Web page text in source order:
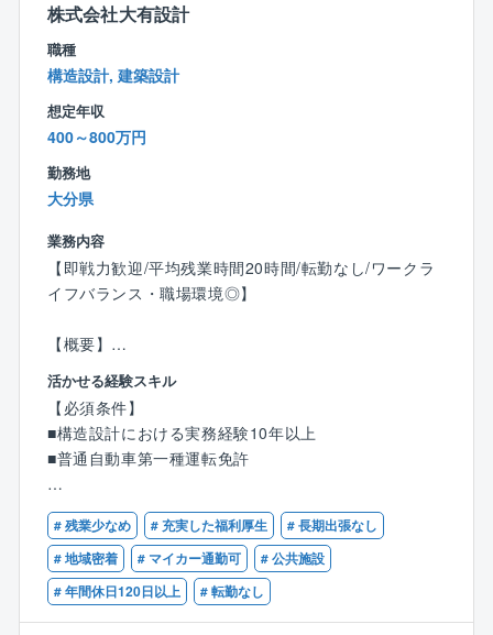
あります。従って、正当に評価される独自の評価制度
をはじめ、ストレスのない環境、家族を大事にする等
の考えが根付いています。（パワハラやセクハラの徹
底排除、充実した福利厚生による人間関係の円滑化、
無駄な業務による残業など）
〇ワークライフバランス充実〇
■休日は年間122日となっており、完全週休2日制（土
取得にも力を入れています。育児休業の取得状況は10
0％。男性も取得実績があり、仕事とプライべートを両
立できる働きやすい環境を目指しています。
株式会社大有設計
職種
構造設計, 建築設計
想定年収
400～800万円
勤務地
大分県
業務内容
【即戦力歓迎/平均残業時間20時間/転勤なし/ワークラ
イフバランス・職場環境◎】
【概要】
■同社の大分本社にて構造設計を担当していただきま
す。
（大分本社および各支店で受注した案件の両方を担当
します。）
【具体的には】
■構造計算書、構造図の作成／確認申請業務に伴う申請
図書一式の作成／既存構造体の耐震診断、それに伴う
耐震補強設計
■お取引は国・地方自治体から民間の法人様と幅広くい
活かせる経験スキル
【必須条件】
■構造設計における実務経験10年以上
■普通自動車第一種運転免許
【歓迎条件】
■部下指導育成、チームリーダー
■一級建築士または二級建築士
■構造設計一級建築士
# 残業少なめ # 充実した福利厚生
# 長期出張なし
# 地域密着
# マイカー通勤可
# 公共施設
# 年間休日120日以上
# 転勤なし